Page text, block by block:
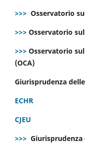
>>> Osservatorio
>>> Osservatorio
>>> Osservatorio
(OCA)
Giurisprudenza
ECHR
CJEU
>>>